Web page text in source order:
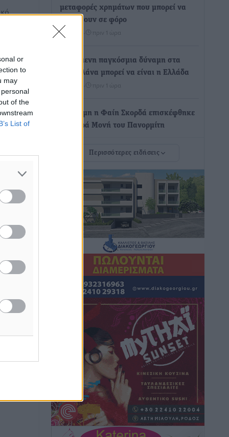
or
to
may
of the
List of
μεταφορές χρημάτων που μπορεί να
κοστίσουν σε φόρο
Ειδήσεις πριν 1 ώρα
Η επόμενη παγκόσμια δύναμη στα
υδροπλάνα μπορεί να είναι η Ελλάδα
πριν 1 ώρα
Στη Σύμη η Φαίη Σκορδά επισκέφθηκε
την Ιερά Μονή του Πανορμίτη
ροές προς την Ελλάδα
πριν 2 ώρες
Διακοπές στην Κάρπαθο για τον Γιώργο
Τοπικές Ειδήσεις• πριν 2 ώρες
Ρόδος: Τραυματίστηκε 53χρονος
ναυτικός
Τοπικές Ειδήσεις• πριν 2 ώρες
Airbnb: Αυξημένα έσοδα στο β’ τρίμηνο
με «όχημα» το Μουντιάλ
• πριν 2 ώρες
Ενίσχυση των υπηρεσιών υγείας στο
αεροδρόμιο της Ρόδου: «Η πολιτική
βούληση είναι η ενίσχυση, όχι η
αφαίρεση»
Τοπικές Ειδήσεις• πριν 3 ώρες
Περισσότερες ειδήσεις